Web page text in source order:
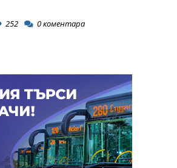
252 0коментара